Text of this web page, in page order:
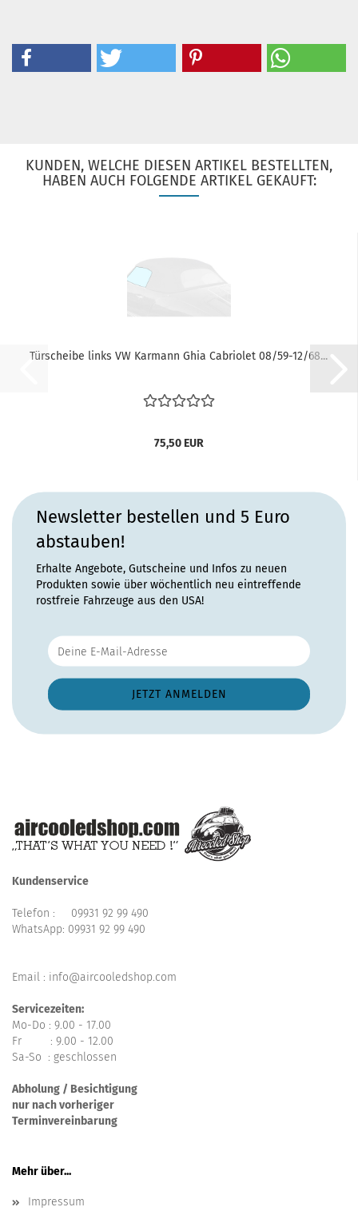
KUNDEN, WELCHE DIESEN ARTIKEL BESTELLTEN,
HABEN AUCH FOLGENDE ARTIKEL GEKAUFT:
Türscheibe links VW Karmann Ghia Cabriolet 08/59-12/68...
75,50 EUR
Newsletter bestellen und 5 Euro
abstauben!
Erhalte Angebote, Gutscheine und Infos zu neuen
Produkten sowie über wöchentlich neu eintreffende
rostfreie Fahrzeuge aus den USA!
Kundenservice
Telefon : 09931 92 99 490
WhatsApp: 09931 92 99 490
Email : info@aircooledshop.com
Servicezeiten:
Mo-Do : 9.00 - 17.00
Fr : 9.00 - 12.00
Sa-So : geschlossen
Abholung / Besichtigung
nur nach vorheriger
Terminvereinbarung
Mehr über...
Impressum